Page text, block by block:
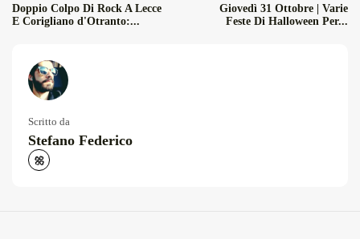
Doppio Colpo Di Rock A Lecce
E Corigliano d'Otranto:...
Giovedì 31 Ottobre | Varie
Feste Di Halloween Per...
Scritto da
Stefano Federico